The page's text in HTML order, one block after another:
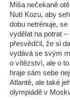
Miša nečekaně
Nutí Kozu, aby
dobu netrénuje,
vydělat na potrat
přesvědčil, že si
vydává se svým
o vítězství, ale o
hraje sám sebe
Atlantě, ale také
olympiádě v